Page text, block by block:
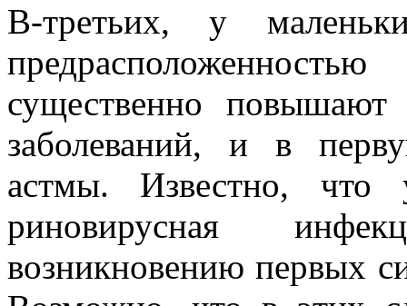
В-третьих, у
существенно повышают
заболеваний, и в
астмы. Известно,
риновирусная
возникновению первых